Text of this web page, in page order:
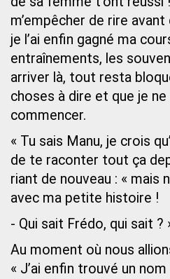
m’empêcher de rire
je l’ai enfin gagné ma
entraînements, les
arriver là, tout resta
choses à dire et que je
commencer.
« Tu sais Manu, je crois
de te raconter tout ça
riant de nouveau : « mais
avec ma petite histoire !
- Qui sait Frédo, qui sait ?
Au moment où nous
« J’ai enfin trouvé un